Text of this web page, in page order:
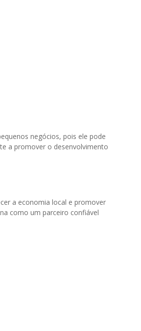
negócios, pois ele pode
a promover o desenvolvimento
a economia local e promover
como um parceiro confiável